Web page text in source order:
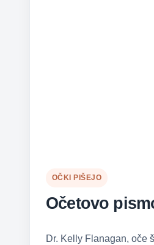
OČKI PIŠEJO
Očetovo
Dr. Kelly Flanagan, oče